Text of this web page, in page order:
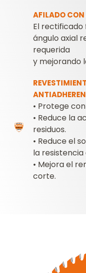
AFILADO
El
ángulo axial
requerida
y mejorando
• Protege
• Reduce la
residuos.
• Reduce el
la resistencia
• Mejora el
corte.